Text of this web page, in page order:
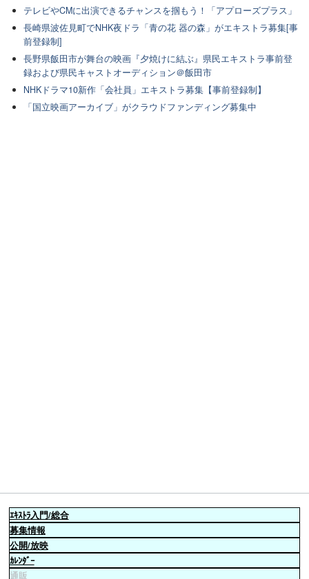
テレビやCMに出演できるチャンスを掴もう！「アプローズプラス」
長崎県波佐見町でNHK夜ドラ「青の花 器の森」がエキストラ募集[事
前登録制]
長野県飯田市が舞台の映画『夕焼けに結ぶ』県民エキストラ事前登
録および県民キャストオーディション＠飯田市
NHKドラマ10新作「会社員」エキストラ募集【事前登録制】
「国立映画アーカイブ」がクラウドファンディング募集中
ｴｷｽﾄﾗ入門/総合
募集情報
公開/放映
ｶﾚﾝﾀﾞｰ
通販